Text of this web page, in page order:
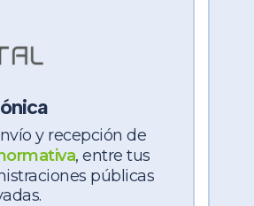
y recepción de
, entre tus
públicas